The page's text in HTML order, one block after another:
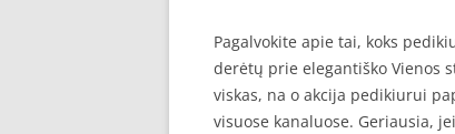
Pagalvokite apie tai, koks
derėtų prie elegantiško Vienos
viskas, na o akcija pedikiurui
visuose kanaluose. Geriausia,